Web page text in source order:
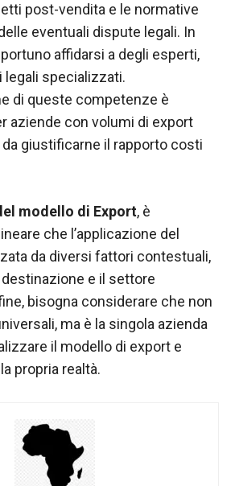
post-vendita e le normative
eventuali dispute legali. In
affidarsi a degli esperti,
specializzati.
di queste competenze è
aziende con volumi di export
giustificarne il rapporto costi
modello di Export, è
che l’applicazione del
da diversi fattori contestuali,
e il settore
bisogna considerare che non
ma è la singola azienda
il modello di export e
propria realtà.